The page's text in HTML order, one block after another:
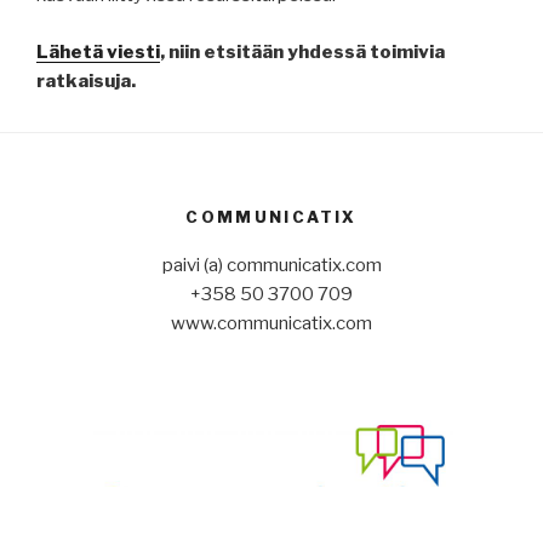
Lähetäviesti, niin etsitään yhdessä toimivia
ratkaisuja.
COMMUNICATIX
paivi (a) communicatix.com
+358 50 3700 709
www.communicatix.com